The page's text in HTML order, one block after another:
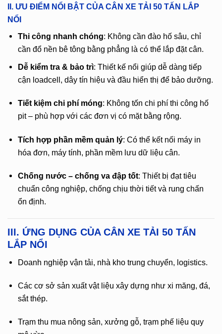
II. ƯU ĐIỂM NỔI BẬT CỦA CÂN XE TẢI 50 TẤN LẮP
NỔI
Thi công nhanh chóng: Không cần đào hố sâu, chỉ
cần đổ nền bê tông bằng phẳng là có thể lắp đặt cân.
Dễ kiểm tra & bảo trì: Thiết kế nổi giúp dễ dàng tiếp
cận loadcell, dây tín hiệu và đầu hiển thị để bảo dưỡng.
Tiết kiệm chi phí móng: Không tốn chi phí thi công hố
pit – phù hợp với các đơn vị có mặt bằng rộng.
Tích hợp phần mềm quản lý: Có thể kết nối máy in
hóa đơn, máy tính, phần mềm lưu dữ liệu cân.
Chống nước – chống va đập tốt: Thiết bị đạt tiêu
chuẩn công nghiệp, chống chịu thời tiết và rung chấn
ổn định.
III. ỨNG DỤNG CỦA CÂN XE TẢI 50 TẤN
LẮP NỔI
Doanh nghiệp vận tải, nhà kho trung chuyển, logistics.
Các cơ sở sản xuất vật liệu xây dựng như xi măng, đá,
sắt thép.
Trạm thu mua nông sản, xưởng gỗ, trạm phế liệu quy